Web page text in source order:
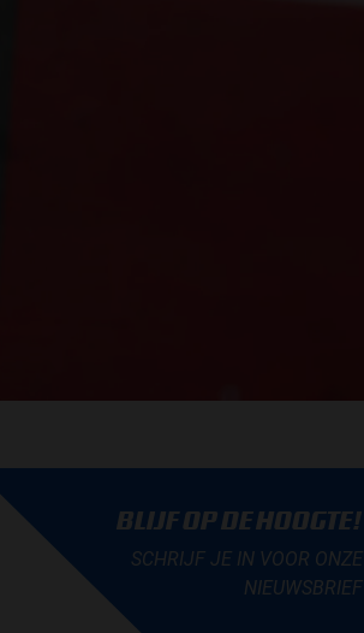
BLIJF OP DE HOOGTE!
SCHRIJF JE IN VOOR ONZE
NIEUWSBRIEF